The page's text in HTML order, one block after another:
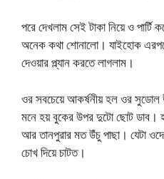
পরে দেখলাম সেই টাকা নিয়ে ও
অনেক কথা শোনালো। যাইহোক
দেওয়ার প্ল্যান করতে লাগলাম।
ওর সবচেয়ে আকর্ষনীয় হল ওর সুডোল
মনে হয় বুকের উপর দুটো ছোট ডাব।
আর তানপুরার মত উঁচু পাছা। যেটা
চোখ দিয়ে চাটত।